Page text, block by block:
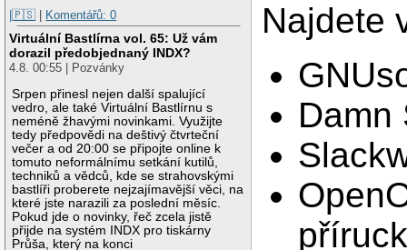
|🇵🇸 | Komentářů: 0
Virtuální Bastlírna vol. 65: Už vám
dorazil předobjednaný INDX?
4.8. 00:55 | Pozvánky
Srpen přinesl nejen další spalující
vedro, ale také Virtuální Bastlírnu s
neméně žhavými novinkami. Využijte
tedy předpovědi na deštivý čtvrteční
večer a od 20:00 se připojte online k
tomuto neformálnímu setkání kutilů,
techniků a vědců, kde se strahovskými
bastlíři proberete nejzajímavější věci, na
které jste narazili za poslední měsíc.
Pokud jde o novinky, řeč zcela jistě
přijde na systém INDX pro tiskárny
Průša, který na konci
Najdete
Damn